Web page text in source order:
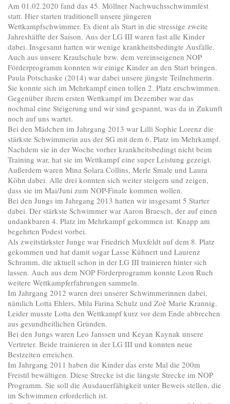
Am 01.02.2020 fand das 45. Möllner Nachwuchsschwimmfest
statt. Hier starten traditionell unsere jüngeren
Wettkampfschwimmer. Es dient als Start in die stressige zweite
Jahreshälfte der Saison. Aus der LG III waren fast alle Kinder
dabei. Insgesamt hatten wir wenige krankheitsbedingte Ausfälle.
Auch aus unsere Kraulschule bzw. dem vereinseigenen NOP
Förderprogramm konnten wir einige Kinder an den Start bringen.
Paula Potschaske (2014) war dabei unsere jüngste Teilnehmerin.
Sie konnte sich im Mehrkampf einen tollen 2. Platz erschwimmen.
Gegenüber ihrem ersten Wettkampf im Dezember war das
nochmal eine Steigerung und wir sind gespannt, was da in Zukunft
noch auf uns wartet.
Bei den Mädchen im Jahrgang 2013 war Lilli Sophie Lorenz die
stärkste Schwimmerin aus der SG mit dem 6. Platz im Mehrkampf.
Nachdem sie in der Woche vorher krankheitsbedingt nicht beim
Training war, hat sie im Wettkampf eine super Leistung gezeigt.
Außerdem waren Mina Solara Collins, Merle Smale und Laura
Köhn dabei. Alle drei konnten sich weiter steigern und zeigen,
dass sie im Mai/Juni zum NOP-Finale kommen wollen.
Bei den Jungs im Jahrgang 2013 hatten wir insgesamt 5 Starter
dabei. Der stärkste Schwimmer war Aaron Braesch, der auf einen
undankbaren 4. Platz im Mehrkampf gekommen ist. Knapp am
begehrten Podest vorbei.
Als zweitstärkster Junge war Friedrich Muxfeldt auf dem 8. Platz
gekommen und hat damit sogar Lasse Kühnert und Laurenz
Schramm, die aktuell schon in der LG III trainieren hinter sich
lassen. Auch aus dem NOP Förderprogramm konnte Leon Ruch
weitere Wettkampferfahrungen sammeln.
Im Jahrgang 2012 waren drei unserer Schwimmerinnen dabei,
nämlich Lotta Ehlers, Mila Farina Schulz und Zoè Marie Krannig.
Leider musste Lotta den Wettkampf kurz vor dem Ende abbrechen
aus gesundheitlichen Gründen.
Bei den Jungs waren Leo Janssen und Keyan Kaynak unsere
Vertreter. Beide trainieren in der LG III und konnten neue
Bestzeiten erreichen.
Im Jahrgang 2011 haben die Kinder das erste Mal die 200m
Freistil bewältigen. Diese Strecke ist die längste Strecke im NOP
Programm. Sie soll die Ausdauerfähigkeit unter Beweis stellen, die
im Schwimmen erforderlich ist.